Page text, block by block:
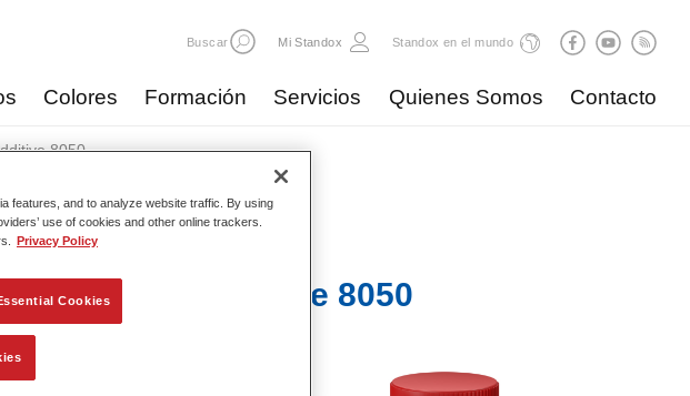
Buscar Mi Standox Standox en el mundo
Colores Formación Servicios Quienes Somos Contacto
8050
Special Additive 8050
features, and to analyze website traffic. By using
use of cookies and other online trackers.
Privacy Policy
Cookies